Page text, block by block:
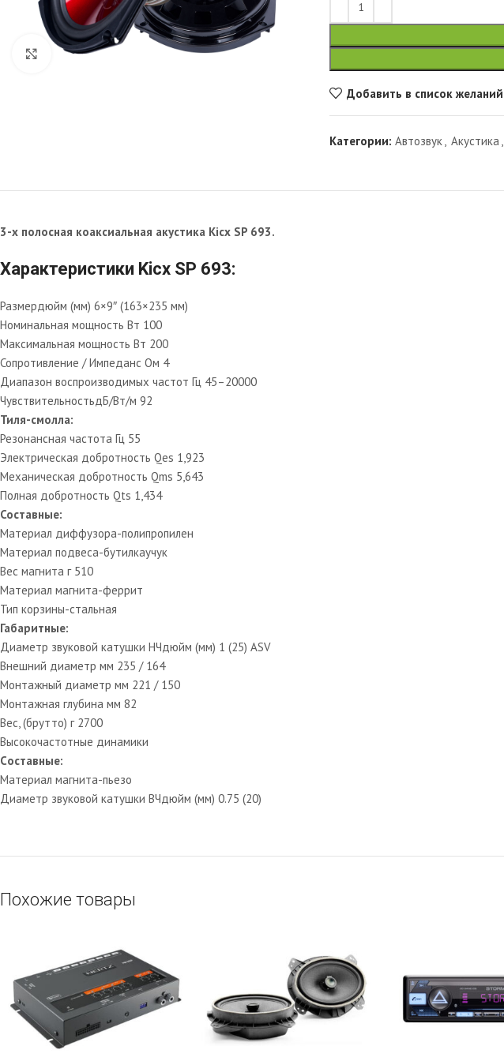
Увеличить
Добавить в список желаний
Категории: Автозвук, Акустика ,
3-x полосная коаксиальная акустика Kicx SP 693.
Характеристики Kicx SP 693:
Размердюйм (мм) 6×9″ (163×235 мм)
Номинальная мощность Вт 100
Максимальная мощность Вт 200
Сопротивление / Импеданс Ом 4
Диапазон воспроизводимых частот Гц 45–20000
ЧувствительностьдБ/Вт/м 92
Тиля-смолла:
Резонансная частота Гц 55
Электрическая добротность Qes 1,923
Механическая добротность Qms 5,643
Полная добротность Qts 1,434
Составные:
Материал диффузора-полипропилен
Материал подвеса-бутилкаучук
Вес магнита г 510
Материал магнита-феррит
Тип корзины-стальная
Габаритные:
Диаметр звуковой катушки НЧдюйм (мм) 1 (25) ASV
Внешний диаметр мм 235 / 164
Монтажный диаметр мм 221 / 150
Монтажная глубина мм 82
Вес, (брутто) г 2700
Высокочастотные динамики
Cоставные:
Материал магнита-пьезо
Диаметр звуковой катушки ВЧдюйм (мм) 0.75 (20)
Похожие товары